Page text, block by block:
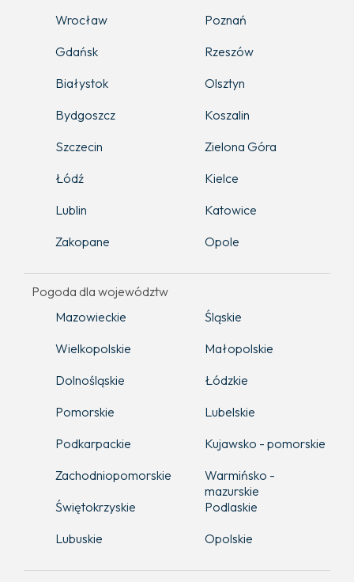
Wrocław
Poznań
Gdańsk
Rzeszów
Białystok
Olsztyn
Bydgoszcz
Koszalin
Szczecin
Zielona Góra
Łódź
Kielce
Lublin
Katowice
Zakopane
Opole
Pogoda dla województw
Mazowieckie
Śląskie
Wielkopolskie
Małopolskie
Dolnośląskie
Łódzkie
Pomorskie
Lubelskie
Podkarpackie
Kujawsko - pomorskie
Zachodniopomorskie
Warmińsko -
mazurskie
Świętokrzyskie
Podlaskie
Lubuskie
Opolskie